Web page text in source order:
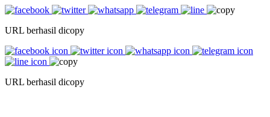
URL berhasil dicopy
URL berhasil dicopy